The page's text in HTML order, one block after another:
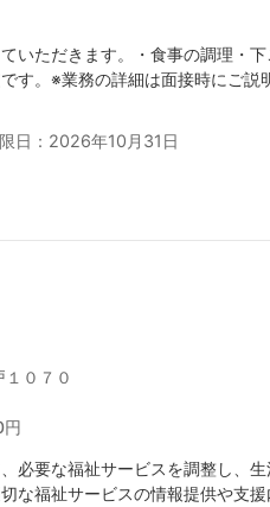
いただきます。・食事の調理・
す。※業務の詳細は面接時にご
日：2026年10月31日
０７０
必要な福祉サービスを調整し、
な福祉サービスの情報提供や支